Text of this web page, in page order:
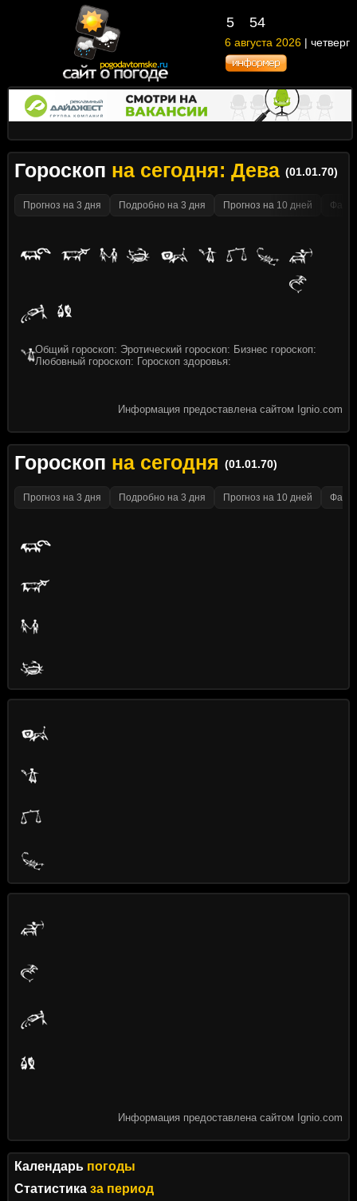
5 54
6 августа 2026 | четверг
Гороскоп на сегодня: Дева (01.01.70)
Прогноз на 3 дня Подробно на 3 дня Прогноз на 10 дней
Общий гороскоп: Эротический гороскоп: Бизнес гороскоп:
Любовный гороскоп: Гороскоп здоровья:
Информация предоставлена сайтом Ignio.com
Гороскоп на сегодня (01.01.70)
Прогноз на 3 дня Подробно на 3 дня Прогноз на 10 дней
Информация предоставлена сайтом Ignio.com
Календарь погоды
Статистика за период